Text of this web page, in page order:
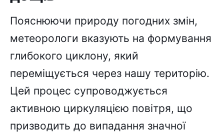
Пояснюючи природу погодних змін,
метеорологи вказують на формування
глибокого циклону, який
переміщується через нашу територію.
Цей процес супроводжується
активною циркуляцією повітря, що
призводить до випадання значної